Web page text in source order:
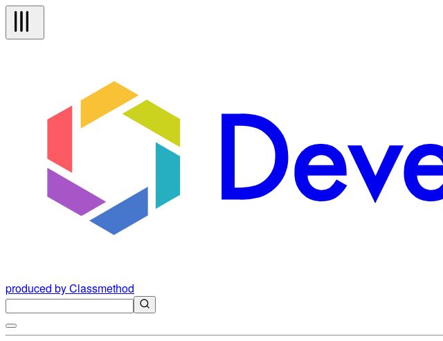
produced by Classmethod